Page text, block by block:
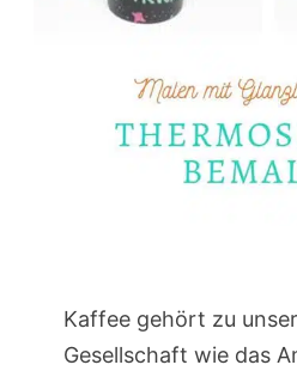
Kaffee gehört zu
Gesellschaft wie das